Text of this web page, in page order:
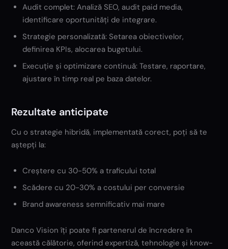
Audit complet: Analiză SEO, audit paid media,
identificare oportunități de integrare.
Strategie personalizată: Setarea obiectivelor,
definirea KPIs, alocarea bugetului.
Execuție și optimizare continuă: Testare, raportare,
ajustare în timp real pe baza datelor.
Rezultate anticipate
Cu o strategie hibridă, implementată corect, poți să te
aștepți la:
Creștere cu 30-50% a traficului total
Scădere cu 20-30% a costului per conversie
Brand awareness semnificativ mai mare
Danco Vision îți poate fi partenerul de încredere în
această călătorie, oferind expertiză, tehnologie și know-